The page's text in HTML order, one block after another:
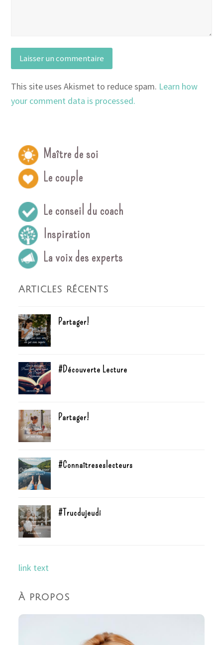
This site uses Akismet to reduce spam. Learn how
your comment data is processed.
Maître de soi
Le couple
Le conseil du coach
Inspiration
La voix des experts
Articles récents
Partager!
#Découverte Lecture
Partager!
#Connaîtreseslecteurs
#Trucdujeudi
link text
À propos